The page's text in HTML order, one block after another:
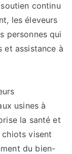
continu
les éleveurs
personnes qui
et assistance à
usines à
la santé et
chiots visent
du bien-